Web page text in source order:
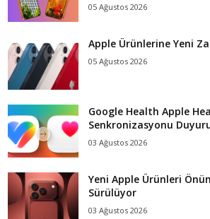
05 Ağustos 2026
Apple Ürünlerine Yeni
05 Ağustos 2026
Google Health Apple
Senkronizasyonu
03 Ağustos 2026
Yeni Apple Ürünleri
Sürülüyor
03 Ağustos 2026